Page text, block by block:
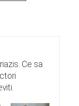
Ce sa